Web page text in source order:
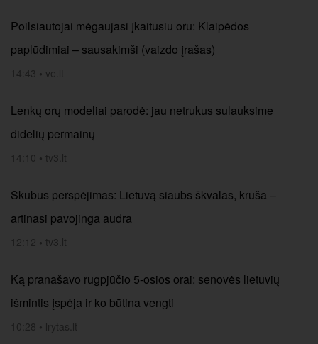
Poilsiautojai mėgaujasi įkaitusiu oru: Klaipėdos
paplūdimiai – sausakimši (vaizdo įrašas)
14:43 • ve.lt
Lenkų orų modeliai parodė: jau netrukus sulauksime
didelių permainų
14:10 • tv3.lt
Skubus perspėjimas: Lietuvą siaubs škvalas, kruša –
artinasi pavojinga audra
12:12 • tv3.lt
Ką pranašavo rugpjūčio 5-osios orai: senovės lietuvių
išmintis įspėja ir ko būtina vengti
10:28 • lrytas.lt